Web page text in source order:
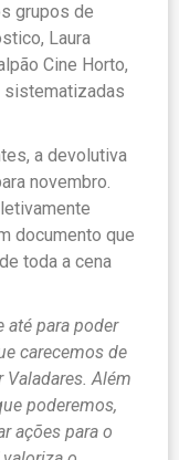
grupos de
Laura
Cine Horto,
sistematizadas
a devolutiva
novembro.
documento que
toda a cena
até para poder
carecemos de
Além
poderemos,
ações para o